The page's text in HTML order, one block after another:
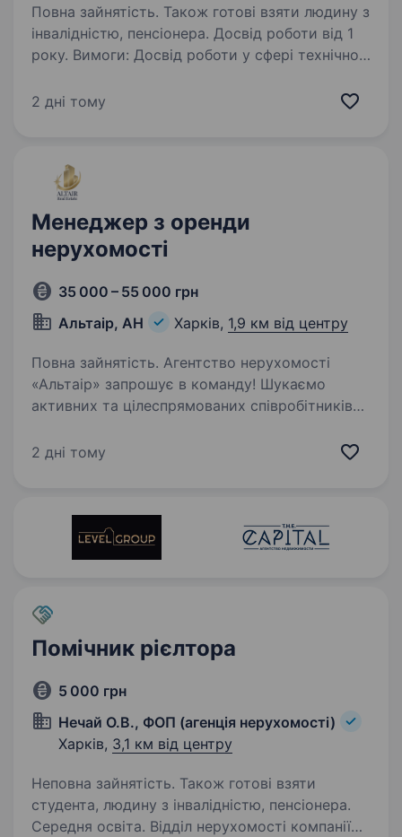
Повна зайнятість. Також готові взяти людину з
інвалідністю, пенсіонера. Досвід роботи від 1
року. Вимоги: Досвід роботи у сфері технічної
бази у сфері технічної інвентаризації буде
2 дні тому
Менеджер з оренди
нерухомості
35 000 – 55 000 грн
Альтаір, АН
Харків, 1,9 км від центру
Повна зайнятість. Агентство нерухомості
«Альтаір» запрошує в команду! Шукаємо
активних та цілеспрямованих співробітників
від 18 до 25 років. Комунікабельність
2 дні тому
Помічник рієлтора
5 000 грн
Нечай О.В., ФОП (агенція нерухомості)
Харків, 3,1 км від центру
Неповна зайнятість. Також готові взяти
студента, людину з інвалідністю, пенсіонера.
Середня освіта. Відділ нерухомості компанії